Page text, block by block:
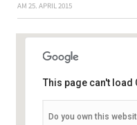
AM 25. APRIL 2015
This page can't
Do you own this